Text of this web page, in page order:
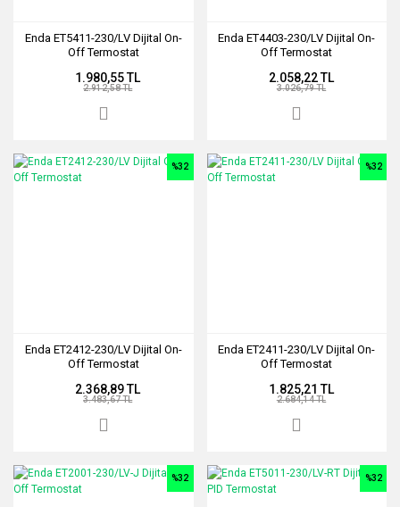
Enda ET5411-230/LV Dijital On-
Off Termostat
1.980,55 TL
2.912,58 TL
Enda ET4403-230/LV Dijital On-
Off Termostat
2.058,22 TL
3.026,79 TL
Enda ET2412-230/LV Dijital On-
Off Termostat
%32
2.368,89 TL
3.483,67 TL
Enda ET2411-230/LV Dijital On-
Off Termostat
%32
1.825,21 TL
2.684,14 TL
%32 %32